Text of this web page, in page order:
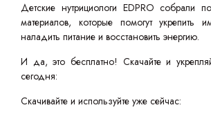
Детские нутрициологи EDPRO собрали
материалов, которые помогут укрепить
наладить питание и восстановить энергию.
И да, это бесплатно! Скачайте и
сегодня:
Скачивайте и используйте уже сейчас: